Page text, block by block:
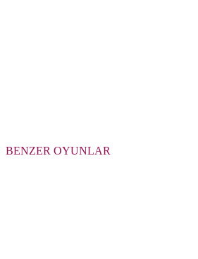
BENZER OYUNLAR